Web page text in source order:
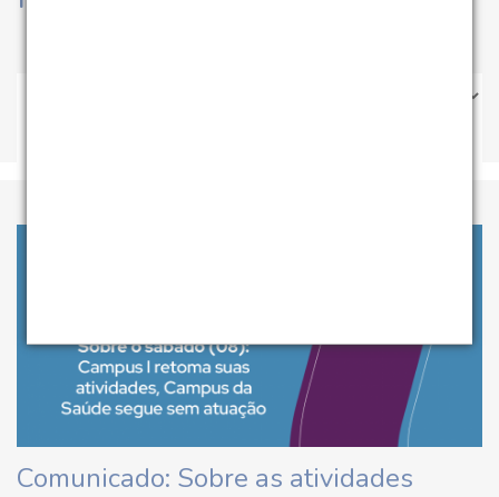
Comunicado: Sobre as atividades